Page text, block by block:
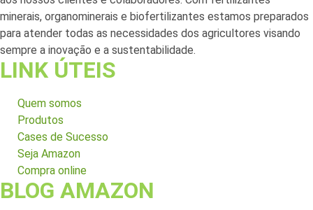
minerais, organominerais e biofertilizantes estamos preparados
para atender todas as necessidades dos agricultores visando
sempre a inovação e a sustentabilidade.
LINK ÚTEIS
Quem somos
Produtos
Cases de Sucesso
Seja Amazon
Compra online
BLOG AMAZON